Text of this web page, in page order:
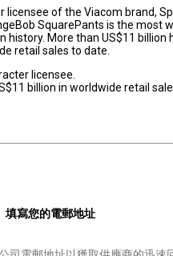
licensee of the Viacom brand,
SquarePants is the most
history. More than US$11 billion
retail sales to date.
licensee.
billion in worldwide retail
填寫您的電郵地址